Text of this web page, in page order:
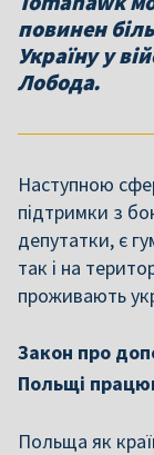
повинен
Україну у
Лобода.
Наступною
підтримки з
депутатки, є
так і на
проживають
Закон про
Польщі
Польща як